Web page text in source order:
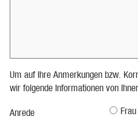
Um auf Ihre Anmerkungen bzw.
wir folgende Informationen von
Anrede Frau